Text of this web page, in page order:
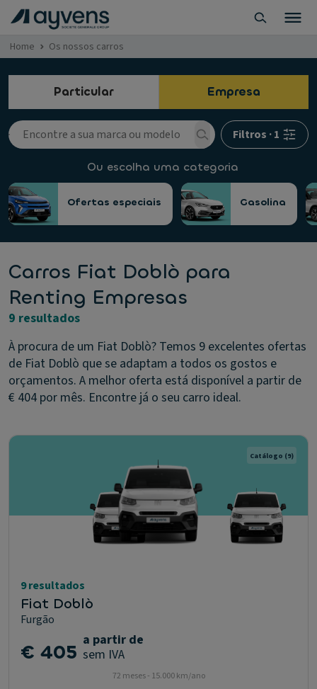
Home Os nossos carros
Particular Empresa
Filtros ·1
Ou escolha uma categoria
Ofertas especiais Gasolina
Carros Fiat Doblò para
Renting Empresas
9 resultados
À procura de um Fiat Doblò? Temos 9 excelentes ofertas
de Fiat Doblò que se adaptam a todos os gostos e
orçamentos. A melhor oferta está disponível a partir de
€ 404 por mês. Encontre já o seu carro ideal.
Catálogo (9)
9 resultados
Fiat Doblò
Furgão
€ 405 a partir de
sem IVA
72 meses - 15.000 km/ano